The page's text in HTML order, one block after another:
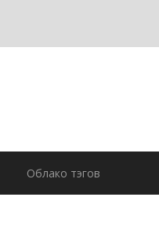
Облако тэгов